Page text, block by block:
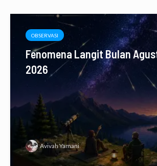
OBSERVASI
Fenomena Langit Bulan
2026
Avivah Yamani